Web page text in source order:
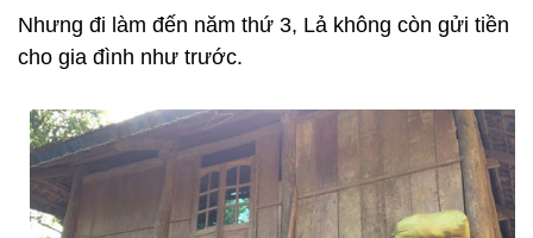
Nhưng đi làm đến năm thứ 3, Lả không còn gửi tiền
cho gia đình như trước.